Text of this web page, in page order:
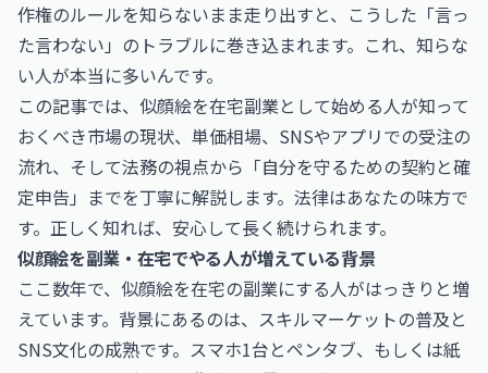
作権のルールを知らないまま走り出すと、こうした「言っ
た言わない」のトラブルに巻き込まれます。これ、知らな
い人が本当に多いんです。
この記事では、似顔絵を在宅副業として始める人が知って
おくべき市場の現状、単価相場、SNSやアプリでの受注の
流れ、そして法務の視点から「自分を守るための契約と確
定申告」までを丁寧に解説します。法律はあなたの味方で
す。正しく知れば、安心して長く続けられます。
似顔絵を副業・在宅でやる人が増えている背景
ここ数年で、似顔絵を在宅の副業にする人がはっきりと増
えています。背景にあるのは、スキルマーケットの普及と
SNS文化の成熟です。スマホ1台とペンタブ、もしくは紙